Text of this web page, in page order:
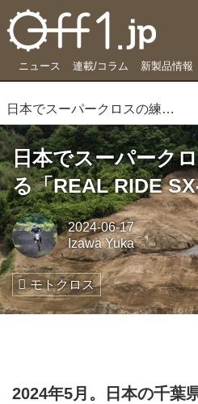
ニュース 連載/コラム 新製品情報
日本でスーパークロスの練習ができる「REAL RIDE SX-PARK」
日本でスーパーク
る「REAL RIDE
2024-06-17
Izawa Yuka
モトクロス
2024年5月。日本の千葉